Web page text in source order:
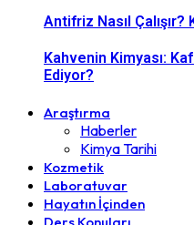
Antifriz Nasıl Çalışır?
Kahvenin Kimyası:
Ediyor?
Araştırma
Haberler
Kimya Tarihi
Kozmetik
Laboratuvar
Hayatın İçinden